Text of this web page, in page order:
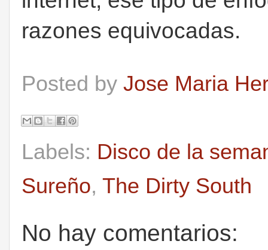
razones equivocadas.
Posted by Jose Maria
Labels: Disco de la
Sureño, The Dirty South
No hay comentarios: